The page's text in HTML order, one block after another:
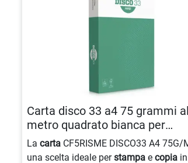
Carta disco 33 a4 75 grammi al
metro quadrato bianca per
stampanti 8021047725512
La carta CF5RISME DISCO33 A4 75G/
una scelta ideale perstampa e copia in